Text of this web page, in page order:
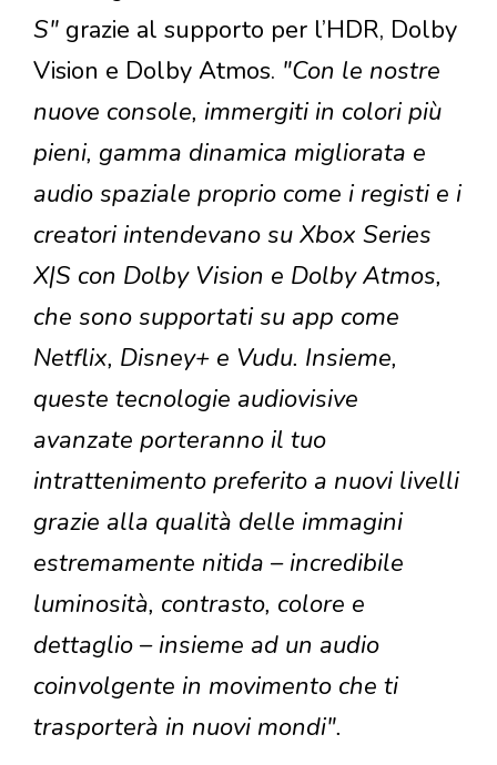
S" grazie al supporto per l’HDR, Dolby
Vision e Dolby Atmos. "Con le nostre
nuove console, immergiti in colori più
pieni, gamma dinamica migliorata e
audio spaziale proprio come i registi e i
creatori intendevano su Xbox Series
X|S con Dolby Vision e Dolby Atmos,
che sono supportati su app come
Netflix, Disney+ e Vudu. Insieme,
queste tecnologie audiovisive
avanzate porteranno il tuo
intrattenimento preferito a nuovi livelli
grazie alla qualità delle immagini
estremamente nitida – incredibile
luminosità, contrasto, colore e
dettaglio – insieme ad un audio
coinvolgente in movimento che ti
trasporterà in nuovi mondi".